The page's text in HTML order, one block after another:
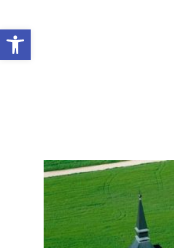
Abrir barra de herramientas